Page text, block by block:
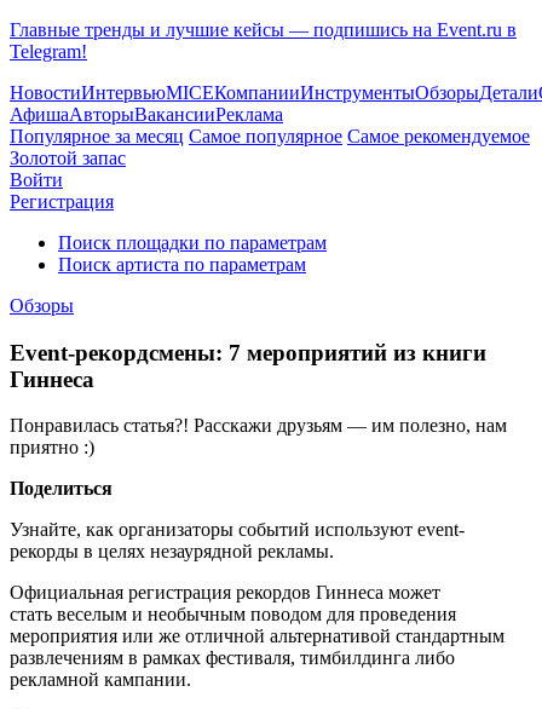
Главные тренды и лучшие кейсы — подпишись на Event.ru в
Telegram!
НовостиИнтервьюMICEКомпанииИнструментыОбзорыДетали
АфишаАвторыВакансииРеклама
Популярное за месяц Самое популярное Самое рекомендуемое
Золотой запас
Войти
Регистрация
Поиск площадки по параметрам
Поиск артиста по параметрам
Обзоры
Event-рекордсмены: 7 мероприятий из книги
Гиннеса
Понравилась статья?! Расскажи друзьям — им полезно, нам
приятно :)
Поделиться
Узнайте, как организаторы событий используют event-
рекорды в целях незаурядной рекламы.
Официальная регистрация рекордов Гиннеса может
стать веселым и необычным поводом для проведения
мероприятия или же отличной альтернативой стандартным
развлечениям в рамках фестиваля, тимбилдинга либо
рекламной кампании.